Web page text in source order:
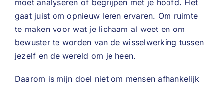
moet analyseren of begrijpen met je hoofd. Het
gaat juist om opnieuw leren ervaren. Om ruimte
te maken voor wat je lichaam al weet en om
bewuster te worden van de wisselwerking tussen
jezelf en de wereld om je heen.
Daarom is mijn doel niet om mensen afhankelijk